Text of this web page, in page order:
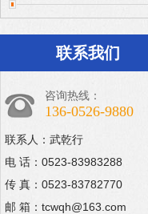
联系我们
咨询热线：
136-0526-9880
联系人：武乾行
电 话：0523-83983288
传 真：0523-83782770
邮 箱：tcwqh@163.com